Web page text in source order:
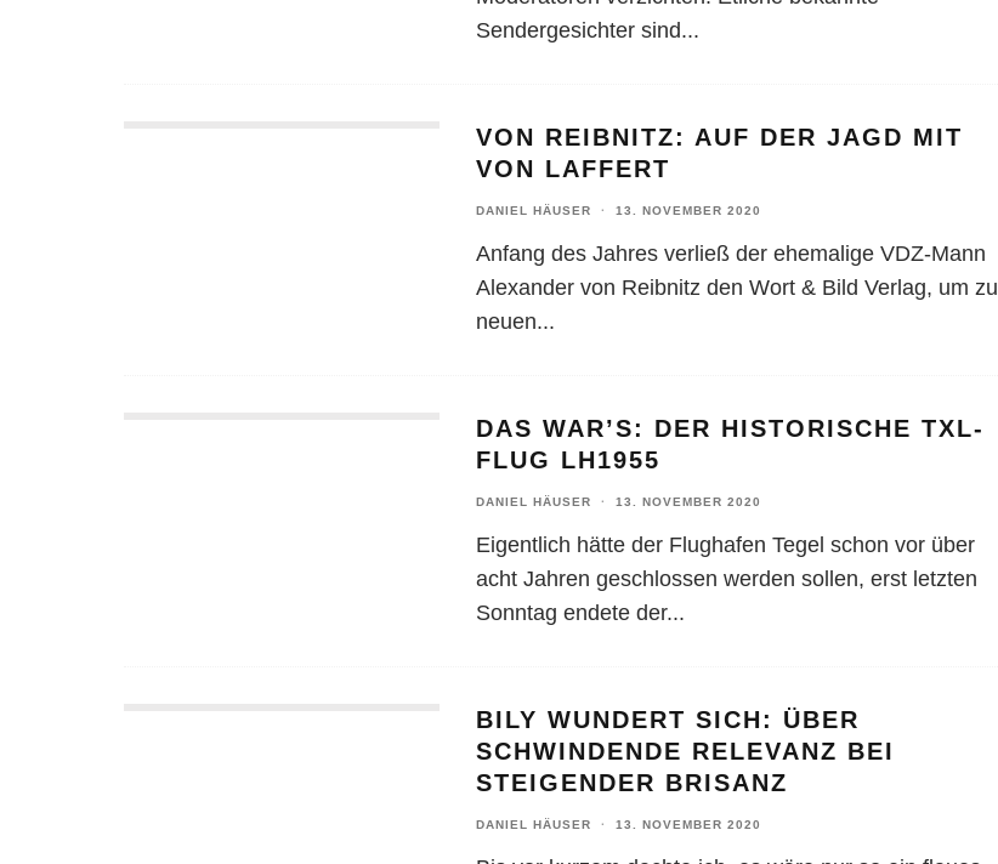
Sendergesichter sind...
VON REIBNITZ: AUF DER JAGD MIT
VON LAFFERT
DANIEL HÄUSER · 13. NOVEMBER 2020
Anfang des Jahres verließ der ehemalige VDZ-Mann
Alexander von Reibnitz den Wort & Bild Verlag, um zu
neuen...
DAS WAR’S: DER HISTORISCHE TXL-
FLUG LH1955
DANIEL HÄUSER · 13. NOVEMBER 2020
Eigentlich hätte der Flughafen Tegel schon vor über
acht Jahren geschlossen werden sollen, erst letzten
Sonntag endete der...
BILY WUNDERT SICH: ÜBER
SCHWINDENDE RELEVANZ BEI
STEIGENDER BRISANZ
DANIEL HÄUSER · 13. NOVEMBER 2020